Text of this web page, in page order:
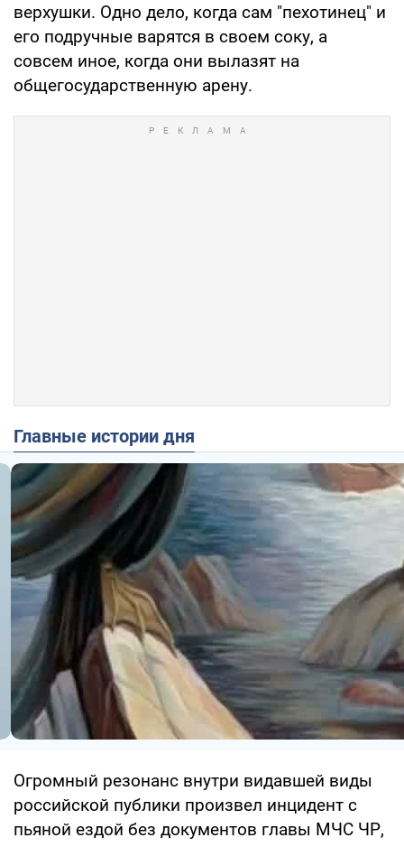
верхушки. Одно дело, когда сам "пехотинец" и
его подручные варятся в своем соку, а
совсем иное, когда они вылазят на
общегосударственную арену.
Главные истории дня
Огромный резонанс внутри видавшей виды
российской публики произвел инцидент с
пьяной ездой без документов главы МЧС ЧР,